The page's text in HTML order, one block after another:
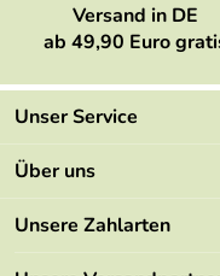
Versand in DE
ab 49,90 Euro
Unser Service
Kontakt
Mehrwertsteuerfrei
Über uns
Marken
Unsere Zahlarten